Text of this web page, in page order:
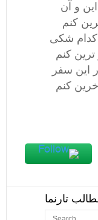
و آن
كنم
كدام شكى
كنم
اين سفر
كنم
تارنما